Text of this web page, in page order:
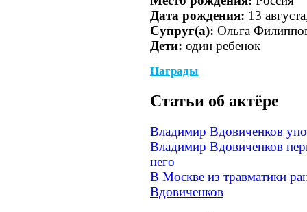
Дата рождения: 13
Супруг(а): Ольга
Дети: один ребенок
Награды
Cтатьи об актёре
Владимир Вдовиченков
Владимир Вдовиченков
него
В Москве из травматики
Вдовиченков